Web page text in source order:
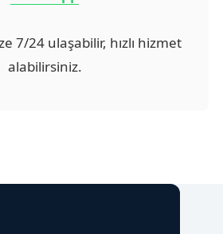
7/24 ulaşabilir, hızlı hizmet
alabilirsiniz.